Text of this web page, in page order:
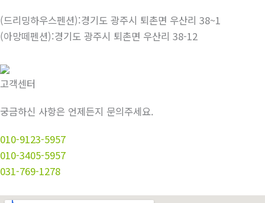
(드리밍하우스펜션):경기도 광주시 퇴촌면 우산리 38~1
(아망떼펜션):경기도 광주시 퇴촌면 우산리 38-12
고객센터
궁금하신 사항은 언제든지 문의주세요.
010-9123-5957
010-3405-5957
031-769-1278